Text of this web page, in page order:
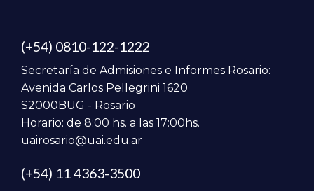
(+54) 0810-122-1222
Secretaría de Admisiones e Informes Rosario:
Avenida Carlos Pellegrini 1620
S2000BUG - Rosario
Horario: de 8:00 hs. a las 17:00hs.
uairosario@uai.edu.ar
(+54) 11 4363-3500